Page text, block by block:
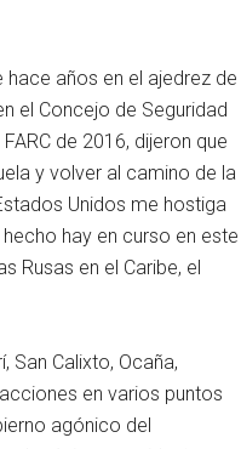
hace años en el ajedrez de
el Concejo de Seguridad
de 2016, dijeron que
y volver al camino de la
Unidos me hostiga
hay en curso en este
Rusas en el Caribe, el
San Calixto, Ocaña,
en varios puntos
agónico del